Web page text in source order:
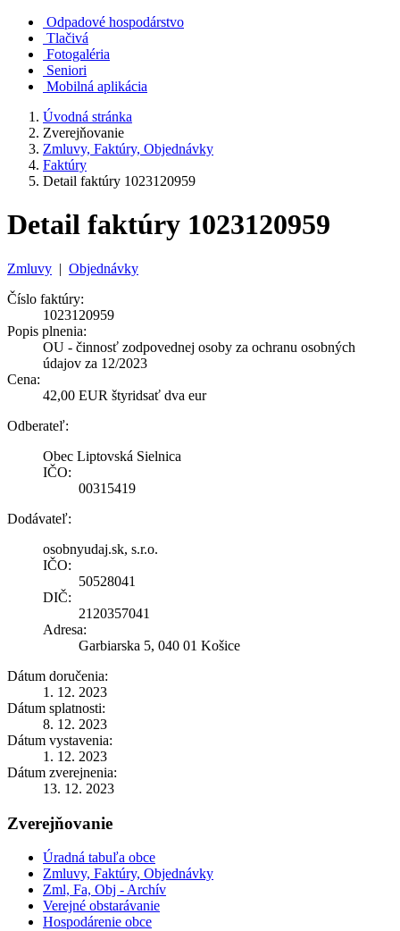
Odpadové hospodárstvo
Tlačivá
Fotogaléria
Seniori
Mobilná aplikácia
Úvodná stránka
Zverejňovanie
Zmluvy, Faktúry, Objednávky
Faktúry
Detail faktúry 1023120959
Detail faktúry 1023120959
Zmluvy | Objednávky
Číslo faktúry:
1023120959
Popis plnenia:
OU - činnosť zodpovednej osoby za ochranu osobných
údajov za 12/2023
Cena:
42,00 EUR štyridsať dva eur
Odberateľ:
Obec Liptovská Sielnica
IČO:
00315419
Dodávateľ:
osobnyudaj.sk, s.r.o.
IČO:
50528041
DIČ:
2120357041
Adresa:
Garbiarska 5, 040 01 Košice
Dátum doručenia:
1. 12. 2023
Dátum splatnosti:
8. 12. 2023
Dátum vystavenia:
1. 12. 2023
Dátum zverejnenia:
13. 12. 2023
Zverejňovanie
Úradná tabuľa obce
Zmluvy, Faktúry, Objednávky
Zml, Fa, Obj - Archív
Verejné obstarávanie
Hospodárenie obce